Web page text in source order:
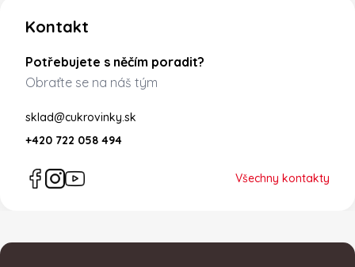
Kontakt
Potřebujete s něčím poradit?
Obraťte se na náš tým
sklad@cukrovinky.sk
+420 722 058 494
Všechny kontakty